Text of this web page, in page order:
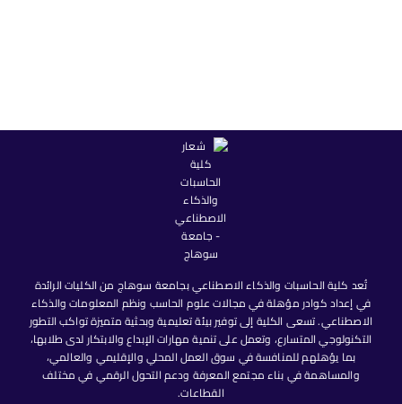
تُعد كلية الحاسبات والذكاء الاصطناعي بجامعة سوهاج من الكليات الرائدة
في إعداد كوادر مؤهلة في مجالات علوم الحاسب ونظم المعلومات والذكاء
الاصطناعي. تسعى الكلية إلى توفير بيئة تعليمية وبحثية متميزة تواكب التطور
التكنولوجي المتسارع، وتعمل على تنمية مهارات الإبداع والابتكار لدى طلابها،
بما يؤهلهم للمنافسة في سوق العمل المحلي والإقليمي والعالمي،
والمساهمة في بناء مجتمع المعرفة ودعم التحول الرقمي في مختلف
القطاعات.